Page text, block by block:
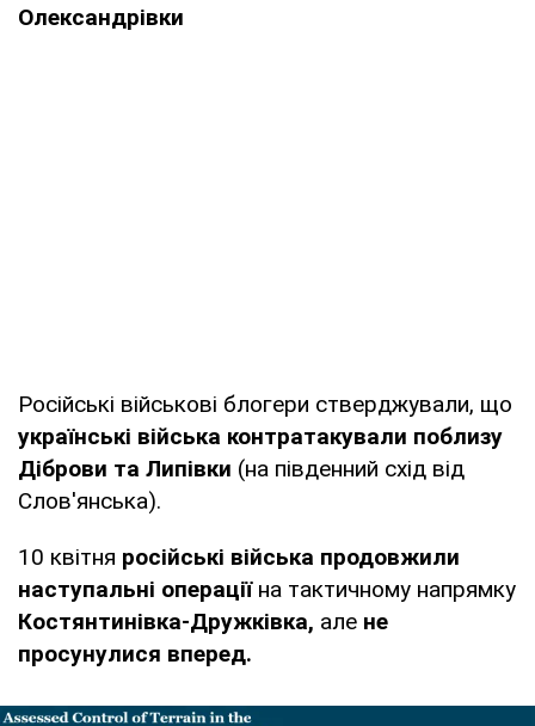
Олександрівки
Російські військові блогери стверджували, що
українські війська контратакували поблизу
Діброви та Липівки (на південний схід від
Слов'янська).
10 квітня російські війська продовжили
наступальні операції на тактичному напрямку
Костянтинівка-Дружківка, але не
просунулися вперед.